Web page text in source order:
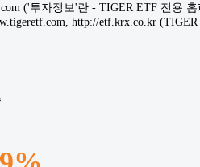
('투자정보'란 - TIGER ETF 전용
http://etf.krx.co.kr